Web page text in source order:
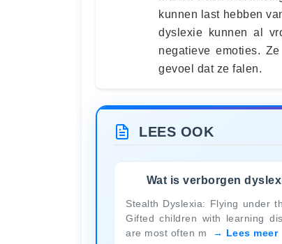
kunnen last hebben
dyslexie kunnen al
negatieve emoties.
gevoel dat ze falen.
LEES OOK
Wat is verborgen
Stealth Dyslexia: Flying under
Gifted children with learning
are most often m
Lees meer